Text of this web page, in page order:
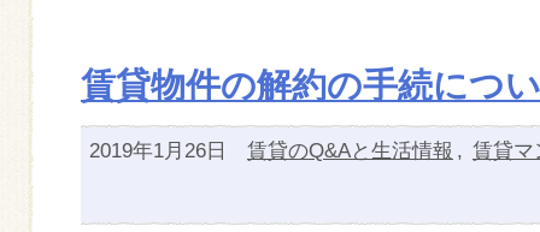
賃貸物件の解約の手続につ
2019年1月26日 賃貸のQ&Aと生活情報 , 賃貸マ